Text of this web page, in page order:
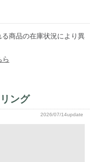
商品の在庫状況により異
ら
ング
2026/07/14update